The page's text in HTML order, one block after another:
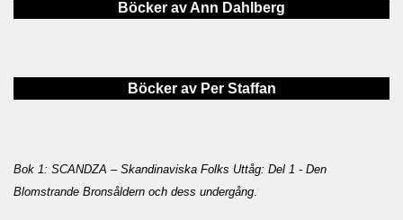
Böcker av Ann Dahlberg
Böcker av Per Staffan
Bok 1: SCANDZA – Skandinaviska Folks Uttåg: Del 1 - Den
Blomstrande Bronsåldern och dess undergång